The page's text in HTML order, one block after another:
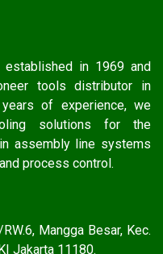
established in 1969 and
tools distributor in
of experience, we
solutions for the
assembly line systems
process control.
Mangga Besar, Kec.
Jakarta 11180.